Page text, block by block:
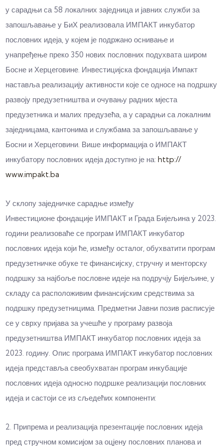
у сарадњи са 58 локалних заједница и јавних служби за
запошљавање у БиХ реализовала ИМПАКТ инкубатор
пословних идеја, у којем је подржано оснивање и
унапређење преко 350 нових пословних подухвата широм
Босне и Херцеговине. Инвестицијска фондација Импакт
наставља реализацију активности које се односе на подршку
развоју предузетништва и очувању радних мјеста
предузетника и малих предузећа, а у сарадњи са локалним
заједницама, кантонима и службама за запошљавање у
Босни и Херцеговини. Више информација о ИМПАКТ
инкубатору пословних идеја доступно је на:http://​
www.impakt.ba
У склопу заједничке сарадње између
Инвестиционе фондације ИМПАКТ и Града Бијељина у 2023.
години реализоваће се програм ИМПАКТ инкубатор
пословних идеја који ће, између осталог, обухватити програм
предузетничке обуке те финансијску, стручну и менторску
подршку за најбоље пословне идеје на подручју Бијељине, у
складу са расположивим финансијским средствима за
подршку предузетницима. Предметни Јавни позив расписује
се у сврху пријава за учешће у програму развоја
предузетништва ИМПАКТ инкубатор пословних идеја за
2023. годину. Опис програма ИМПАКТ инкубатор пословних
идеја представља свеобухватан програм инкубације
пословних идеја односно подршке реализацији пословних
идеја и састоји се из сљедећих компоненти:
2. Припрема и реализација презентације пословних идеја
пред стручном комисијом за оцјену пословних планова и